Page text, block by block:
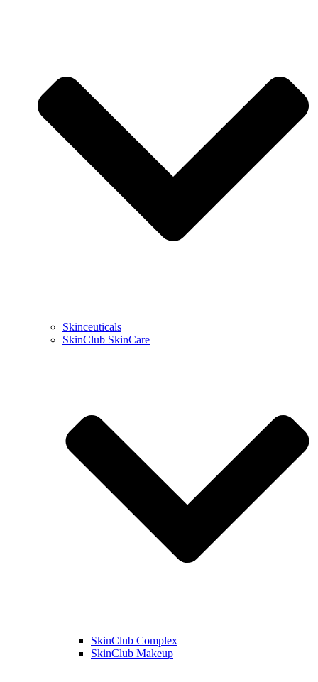
Skinceuticals
SkinClub SkinCare
SkinClub Complex
SkinClub Makeup